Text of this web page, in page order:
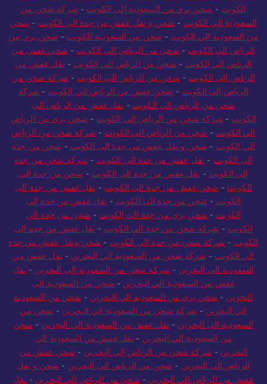
الكويت - شحن بري من السعودية إلى الكويت - شركة شحن من
السعودية الي الكويت - شحن و نقل عفش من جدة الى الكويت - شحن
من السعودية الي الكويت - شحن من السعودية للكويت - شحن بري من
الرياض الي الكويت - شحن من الرياض الي الكويت - شحن عفش من
الرياض الى الكويت - شحن من الرياض الى الكويت - نقل عفش من
الرياض الى الكويت - شحن من الرياض الى الكويت - شركة شحن من
الرياض إلى الكويت - شحن عفش من الرياض الي الكويت - شركة
شحن من الرياض الي الكويت - نقل عفش من الرياض الى
الكويت - شركة شحن من الرياض الي الكويت - شحن بري من الرياض
الي الكويت - شحن من الرياض الى الكويت - شركة شحن من الرياض
الي الكويت - شحن و نقل عفش من جدة الى الكويت - شحن من جدة
الى الكويت - نقل عفش من جدة الى الكويت - شركة شحن من جدة
إلى الكويت - نقل عفش من جدة الى الكويت - شحن من جدة الى
الكويت - شحن عفش من جدة الي الكويت - نقل عفش من جدة الى
الكويت - شحن من جدة الى الكويت - نقل عفش من جدة إلى
الكويت - شحن بري من جدة الي الكويت - شحن من جدة الي
الكويت - شركة شحن من جدة الي الكويت - نقل عفش من جدة الى
الكويت - شركة شحن من جدة الي الكويت - شحن ونقل عفش من جدة
الي الكويت - شركة شحن من السعودية الي البحرين - نقل عفش من
السعودية الي البحرين - شركة شحن من السعودية إلى البحرين - نقل
عفش من السعودية الي البحرين - شحن من السعودية الى
البحرين - شحن بري من السعودية الي البحرين - شحن من السعودية
الي البحرين - شركة شحن من السعودية الي البحرين - شحن من
السعودية الى البحرين - نقل عفش من السعودية الي البحرين - شحن
من السعودية الي البحرين - نقل عفش من السعودية الي
البحرين - شركة شحن من الرياض إلى البحرين - شحن عفش من
الرياض الى البحرين - شحن من الرياض الى البحرين - شحن و نقل
عفش من الرياض الي البحرين - شحن من الرياض الي البحرين - نقل